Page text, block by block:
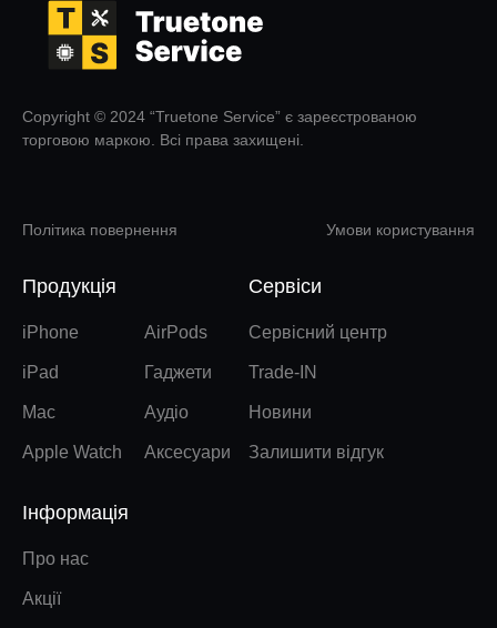
Copyright © 2024 “Truetone Service” є зареєстрованою
торговою маркою. Всі права захищені.
Політика повернення Умови користування
Продукція
iPhone
iPad
Mac
Apple Watch
AirPods
Гаджети
Аудіо
Аксесуари
Сервіси
Сервісний центр
Trade-IN
Новини
Залишити відгук
Інформація
Про нас
Акції